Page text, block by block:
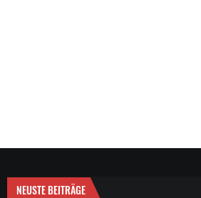
NEUSTE BEITRÄGE